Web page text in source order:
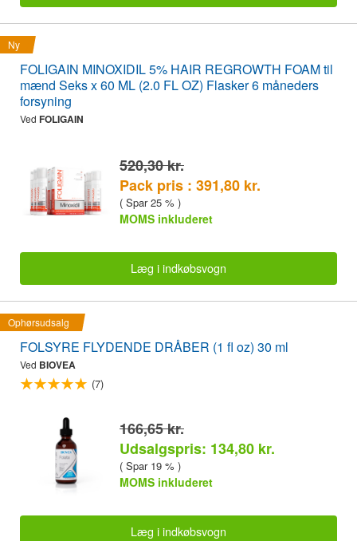
Ny
FOLIGAIN MINOXIDIL 5% HAIR REGROWTH FOAM til
mænd Seks x 60 ML (2.0 FL OZ) Flasker 6 måneders
forsyning
Ved FOLIGAIN
520,30 kr.
Pack pris : 391,80 kr.
( Spar 25 % )
MOMS inkluderet
Læg i indkøbsvogn
Ophørsudsalg
FOLSYRE FLYDENDE DRÅBER (1 fl oz) 30 ml
Ved BIOVEA
(7)
166,65 kr.
Udsalgspris: 134,80 kr.
( Spar 19 % )
MOMS inkluderet
Læg i indkøbsvogn